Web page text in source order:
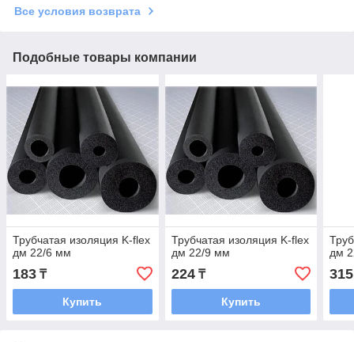
Все условия возврата
Подобные товары компании
Трубчатая изоляция K-flex
дм 22/6 мм
183 ₸
Купить
Трубчатая изоляция K-flex
дм 22/9 мм
224₸
Купить
дм
315